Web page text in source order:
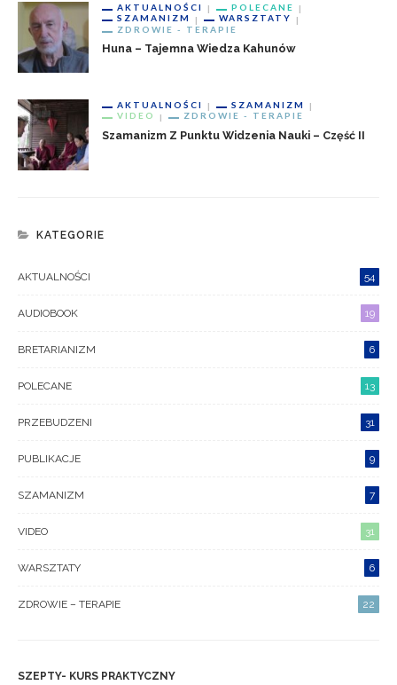
AKTUALNOŚCI
POLECANE
SZAMANIZM
WARSZTATY
ZDROWIE - TERAPIE
Huna – Tajemna Wiedza Kahunów
AKTUALNOŚCI
SZAMANIZM
VIDEO
ZDROWIE - TERAPIE
Szamanizm Z Punktu Widzenia Nauki – Część II
KATEGORIE
AKTUALNOŚCI 54
AUDIOBOOK 19
BRETARIANIZM 6
POLECANE 13
PRZEBUDZENI 31
PUBLIKACJE 9
SZAMANIZM 7
VIDEO 31
WARSZTATY 6
ZDROWIE – TERAPIE 22
SZEPTY- KURS PRAKTYCZNY